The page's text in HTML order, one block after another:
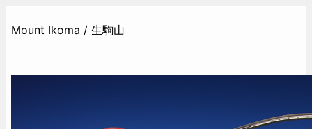
Mount Ikoma / 生駒山